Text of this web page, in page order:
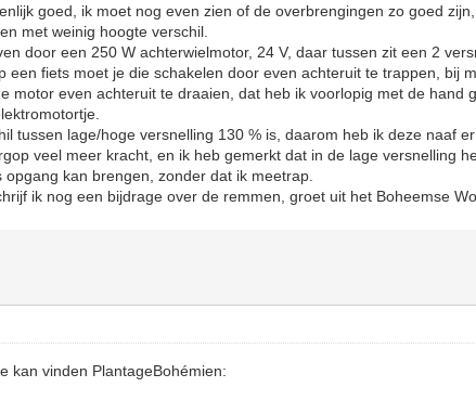
goed, ik moet nog even zien of de overbrengingen zo goed
met weinig hoogte verschil.
door een 250 W achterwielmotor, 24 V, daar tussen zit een 2
een fiets moet je die schakelen door even achteruit te trappen, bij
motor even achteruit te draaien, dat heb ik voorlopig met de hand
tussen lage/hoge versnelling 130 % is, daarom heb ik deze naaf
veel meer kracht, en ik heb gemerkt dat in de lage versnelling
kan brengen, zonder dat ik meetrap.
ik nog een bijdrage over de remmen, groet uit het Boheemse
kan vinden PlantageBohémien: